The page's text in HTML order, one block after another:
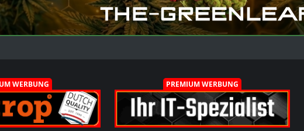
WERBUNG PREMIUM WERBUNG